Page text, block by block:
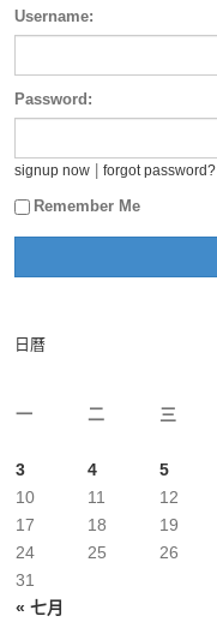
Username:
Password:
signup now forgot password?
Remember Me
日曆
一
二 三
« 七月
3
4 5
10
11 12
17
18 19
24
25 26
31